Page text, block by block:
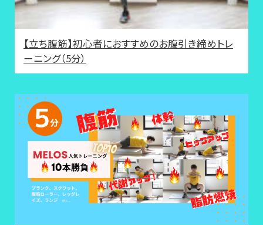
【立ち腹筋】初心者におすすめのお腹引き締めトレ
ーニング（5分）